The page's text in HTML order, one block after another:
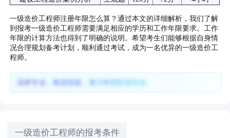
一级造价工程师注册年限怎么算？通过本文的详细解析，我们了解
到报考一级造价工程师需要满足相应的学历和工作年限要求。工作
年限的计算方法也得到了明确的说明。希望考生们能够根据自身情
况合理规划备考计划，顺利通过考试，成为一名优异的一级造价工
程师。
深耕专业、精进技能，努力终照职业坦途。
一级造价工程师的报考条件